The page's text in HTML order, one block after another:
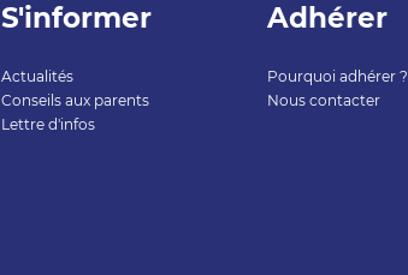
S'informer
Actualités
Conseils aux parents
Lettre d'infos
Adhérer
Pourquoi adhérer ?
Nous contacter